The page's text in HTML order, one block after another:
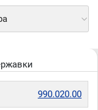
990.020.00